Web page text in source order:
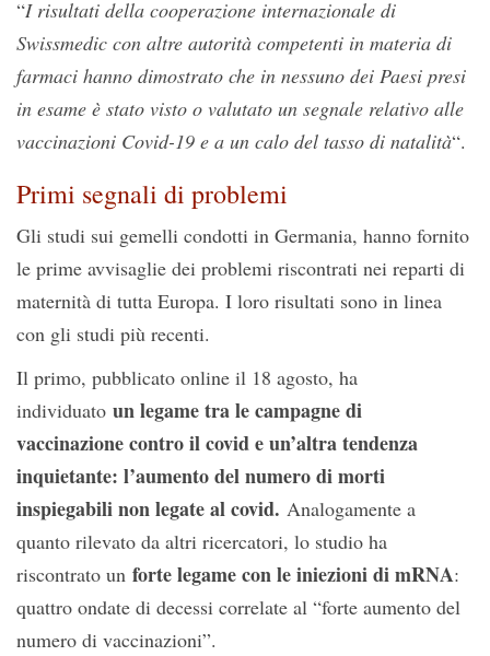
“I risultati della cooperazione internazionale di
Swissmedic con altre autorità competenti in materia di
farmaci hanno dimostrato che in nessuno dei Paesi presi
in esame è stato visto o valutato un segnale relativo alle
vaccinazioni Covid-19 e a un calo del tasso di natalità“.
Primi segnali di problemi
Gli studi sui gemelli condotti in Germania, hanno fornito
le prime avvisaglie dei problemi riscontrati nei reparti di
maternità di tutta Europa. I loro risultati sono in linea
con gli studi più recenti.
Il primo, pubblicato online il 18 agosto, ha
individuato un legame tra le campagne di
vaccinazione contro il covid e un’altra tendenza
inquietante: l’aumento del numero di morti
inspiegabili non legate al covid. Analogamente a
quanto rilevato da altri ricercatori, lo studio ha
riscontrato un forte legame con le iniezioni di mRNA:
quattro ondate di decessi correlate al “forte aumento del
numero di vaccinazioni”.